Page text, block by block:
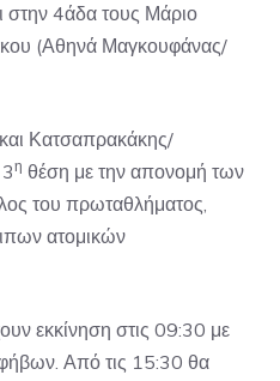
στην 4άδα τους Μάριο
(Αθηνά Μαγκουφάνας/
Κατσαπρακάκης/
η θέση με την απονομή των
του πρωταθλήματος,
ατομικών
εκκίνηση στις 09:30 με
Από τις 15:30 θα